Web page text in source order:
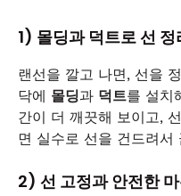
1) 몰딩과 덕트로 선 정
랜선을 깔고 나면, 선을
닥에 몰딩과 덕트를 설치
간이 더 깨끗해 보이고,
면 실수로 선을 건드려서
2) 선 고정과 안전한